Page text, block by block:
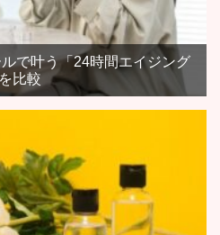
で叶う「24時間エイジング
比較